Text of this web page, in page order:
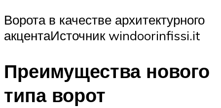
Ворота в качестве архитектурного
акцентаИсточник windoorinfissi.it
Преимущества нового
типа ворот